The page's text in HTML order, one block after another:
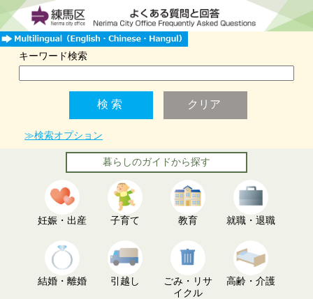
キーワード検索
≫検索オプション
暮らしのガイドから探す
妊娠・出産 子育て 教育 就職・退職
結婚・離婚 引越し
ごみ・リサ
イクル
高齢・介護